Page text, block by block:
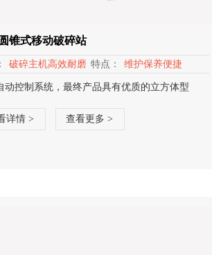
锥式移动破碎站
破碎主机高效耐磨 特点： 维护保养便捷
动控制系统，最终产品具有优质的立方体型
详情 > 查看更多 >